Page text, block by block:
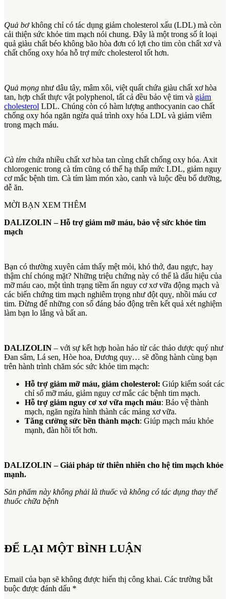
Quả bơkhông chỉ có tác dụng giảm cholesterol xấu (LDL) mà còn
cải thiện sức khỏe tim mạch nói chung. Đây là một trong số ít loại
quả giàu chất béo không bão hòa đơn có lợi cho tim còn chất xơ và
chất chống oxy hóa hỗ trợ mức cholesterol tốt hơn.
Quả mọng như dâu tây, mâm xôi, việt quất chứa giàu chất xơ hòa
tan, hợp chất thực vật polyphenol, tất cả đều bảo vệ tim và giảm
cholesterol LDL. Chúng còn có hàm lượng anthocyanin cao chất
chống oxy hóa ngăn ngừa quá trình oxy hóa LDL và giảm viêm
trong mạch máu.
Cà tím chứa nhiều chất xơ hòa tan cùng chất chống oxy hóa. Axit
chlorogenic trong cà tím cũng có thể hạ thấp mức LDL, giảm nguy
cơ mắc bệnh tim. Cà tím làm món xào, canh và luộc đều bổ dưỡng,
dễ ăn.
MỜI BẠN XEM THÊM
DALIZOLIN – Hỗ trợ giảm mỡ máu, bảo vệ sức khỏe tim
mạch
Bạn có thường xuyên cảm thấy mệt mỏi, khó thở, đau ngực, hay
thậm chí chóng mặt? Những triệu chứng này có thể là dấu hiệu của
mỡ máu cao, một tình trạng tiềm ẩn nguy cơ xơ vữa động mạch và
các biến chứng tim mạch nghiêm trọng như đột quỵ, nhồi máu cơ
tim. Đừng để những con số đáng báo động trên kết quả xét nghiệm
làm bạn lo lắng và bất an.
DALIZOLIN – với sự kết hợp hoàn hảo từ các thảo dược quý như
Đan sâm, Lá sen, Hòe hoa, Đương quy… sẽ đồng hành cùng bạn
trên hành trình chăm sóc sức khỏe tim mạch:
Hỗ trợ giảm mỡ máu, giảm cholesterol: Giúp kiểm soát các
chỉ số mỡ máu, giảm nguy cơ mắc các bệnh tim mạch.
Hỗ trợ giảm nguy cơ xơ vữa mạch máu: Bảo vệ thành
mạch, ngăn ngừa hình thành các mảng xơ vữa.
Tăng cường sức bền thành mạch: Giúp mạch máu khỏe
mạnh, đàn hồi tốt hơn.
DALIZOLIN – Giải pháp từ thiên nhiên cho hệ tim mạch khỏe
mạnh.
Sản phẩm này không phải là thuốc và không có tác dụng thay thế
thuốc chữa bệnh
ĐỂ LẠI MỘT BÌNH LUẬN
Email của bạn sẽ không được hiển thị công khai. Các trường bắt
buộc được đánh dấu *